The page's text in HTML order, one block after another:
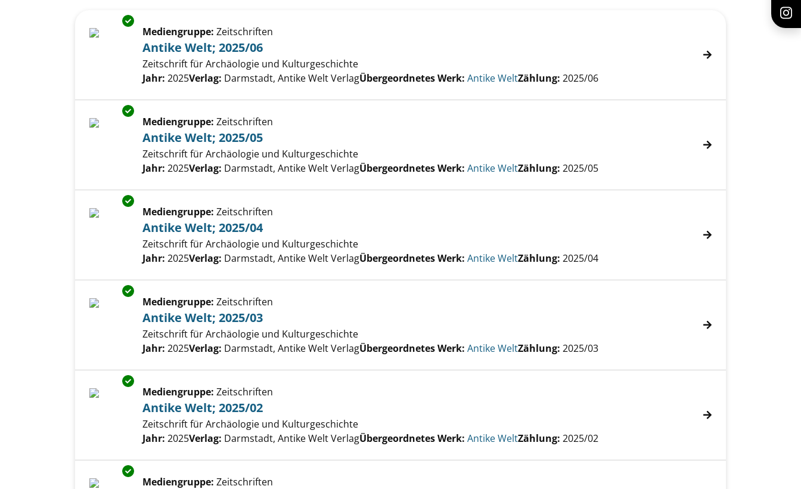
Suchergebnis
Zu den Suchfiltern springen
Exemplar-Details von Antike Welt; 2025/06 anzeigen
Mediengruppe: Zeitschriften
Antike Welt; 2025/06
Zeitschrift für Archäologie und Kulturgeschichte
Suche nach diesem Verfasser
Jahr: 2025Verlag: Darmstadt, Antike Welt VerlagÜbergeordnetes Werk: Antike WeltZählung: 2025/06
Exemplar-Details von Antike Welt; 2025/05 anzeigen
Mediengruppe: Zeitschriften
Antike Welt; 2025/05
Zeitschrift für Archäologie und Kulturgeschichte
Suche nach diesem Verfasser
Jahr: 2025Verlag: Darmstadt, Antike Welt VerlagÜbergeordnetes Werk: Antike WeltZählung: 2025/05
Exemplar-Details von Antike Welt; 2025/04 anzeigen
Mediengruppe: Zeitschriften
Antike Welt; 2025/04
Zeitschrift für Archäologie und Kulturgeschichte
Suche nach diesem Verfasser
Jahr: 2025Verlag: Darmstadt, Antike Welt VerlagÜbergeordnetes Werk: Antike WeltZählung: 2025/04
Exemplar-Details von Antike Welt; 2025/03 anzeigen
Mediengruppe: Zeitschriften
Antike Welt; 2025/03
Zeitschrift für Archäologie und Kulturgeschichte
Suche nach diesem Verfasser
Jahr: 2025Verlag: Darmstadt, Antike Welt VerlagÜbergeordnetes Werk: Antike WeltZählung: 2025/03
Exemplar-Details von Antike Welt; 2025/02 anzeigen
Mediengruppe: Zeitschriften
Antike Welt; 2025/02
Zeitschrift für Archäologie und Kulturgeschichte
Suche nach diesem Verfasser
Jahr: 2025Verlag: Darmstadt, Antike Welt VerlagÜbergeordnetes Werk: Antike WeltZählung: 2025/02
Exemplar-Details von Antike Welt; 2025/01 anzeigen
Mediengruppe: Zeitschriften